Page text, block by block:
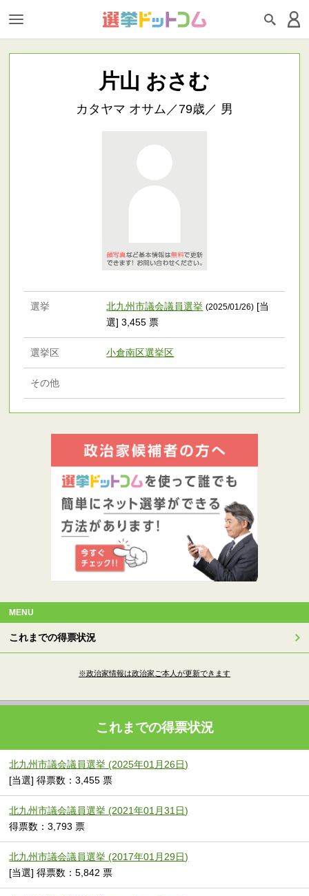
片山 おさむ
カタヤマ オサム／79歳／ 男
選挙 北九州市議会議員選挙 (2025/01/26) [当
選] 3,455 票
選挙区 小倉南区選挙区
その他
MENU
これまでの得票状況
※政治家情報は政治家ご本人が更新できます
これまでの得票状況
北九州市議会議員選挙 (2025年01月26日)
[当選] 得票数：3,455 票
北九州市議会議員選挙 (2021年01月31日)
得票数：3,793 票
北九州市議会議員選挙 (2017年01月29日)
[当選] 得票数：5,842 票